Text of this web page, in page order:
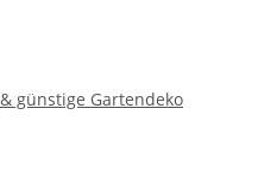
günstige Gartendeko